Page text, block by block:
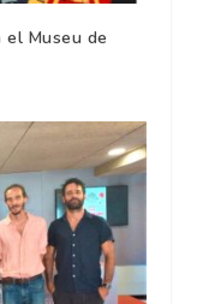
Museu de